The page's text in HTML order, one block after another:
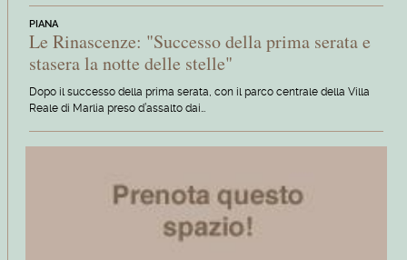
PIANA
Le Rinascenze: "Successo della prima serata e
stasera la notte delle stelle"
Dopo il successo della prima serata, con il parco centrale della Villa
Reale di Marlia preso d’assalto dai…